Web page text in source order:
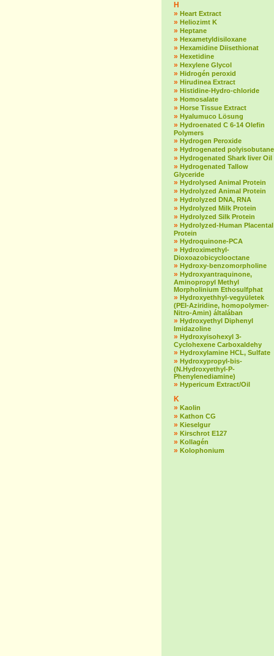
H
» Heart Extract
» Heliozimt K
» Heptane
» Hexametyldisiloxane
» Hexamidine Diisethionat
» Hexetidine
» Hexylene Glycol
» Hidrogén peroxid
» Hirudinea Extract
» Histidine-Hydro-chloride
» Homosalate
» Horse Tissue Extract
» Hyalumuco Lösung
» Hydroenated C 6-14 Olefin
Polymers
» Hydrogen Peroxide
» Hydrogenated polyisobutane
» Hydrogenated Shark liver Oil
» Hydrogenated Tallow
Glyceride
» Hydrolysed Animal Protein
» Hydrolyzed Animal Protein
» Hydrolyzed DNA, RNA
» Hydrolyzed Milk Protein
» Hydrolyzed Silk Protein
» Hydrolyzed-Human Placental
Protein
» Hydroquinone-PCA
» Hydroximethyl-
Dioxoazobicyclooctane
» Hydroxy-benzomorpholine
» Hydroxyantraquinone,
Aminopropyl Methyl
Morpholinium Ethosulfphat
» Hydroxyethhyl-vegyületek
(PEI-Aziridine, homopolymer-
Nitro-Amin) általában
» Hydroxyethyl Diphenyl
Imidazoline
» Hydroxyisohexyl 3-
Cyclohexene Carboxaldehy
» Hydroxylamine HCL, Sulfate
» Hydroxypropyl-bis-
(N.Hydroxyethyl-P-
Phenylenediamine)
» Hypericum Extract/Oil
K
» Kaolin
» Kathon CG
» Kieselgur
» Kirschrot E127
» Kollagén
» Kolophonium